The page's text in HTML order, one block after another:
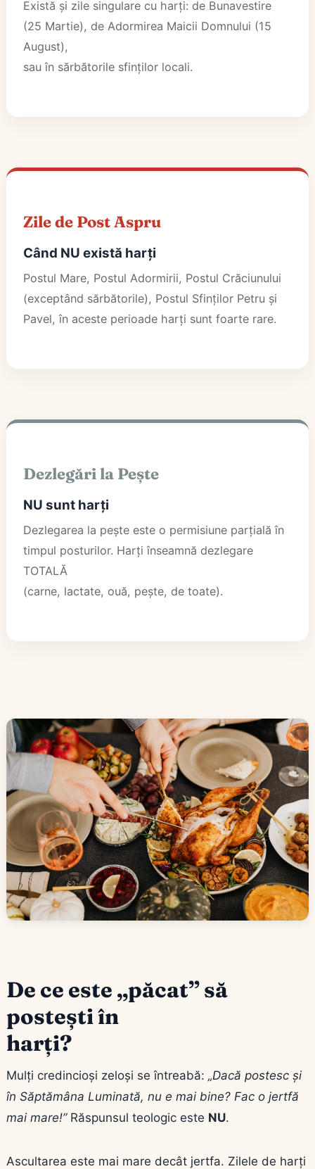
Există și zile singulare cu harți: de Bunavestire
(25 Martie), de Adormirea Maicii Domnului (15
August),
sau în sărbătorile sfinților locali.
Zile de Post Aspru
Când NU există harți
Postul Mare, Postul Adormirii, Postul Crăciunului
(exceptând sărbătorile), Postul Sfinților Petru și
Pavel, în aceste perioade harți sunt foarte rare.
Dezlegări la Pește
NU sunt harți
Dezlegarea la pește este o permisiune parțială în
timpul posturilor. Harți înseamnă dezlegare
TOTALĂ
(carne, lactate, ouă, pește, de toate).
De ce este „păcat” să
postești în
harți?
Mulți credincioși zeloși se întreabă: „Dacă postesc și
în Săptămâna Luminată, nu e mai bine? Fac o jertfă
mai mare!”Răspunsul teologic este NU.
Ascultarea este mai mare decât jertfa. Zilele de harți